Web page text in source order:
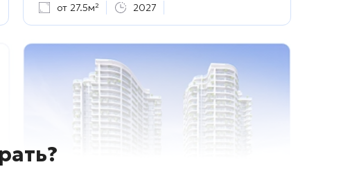
от 27.5м² 2027